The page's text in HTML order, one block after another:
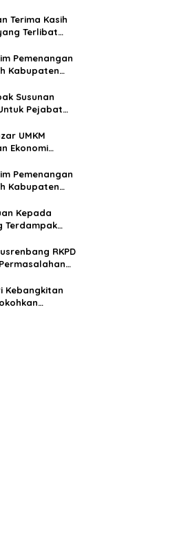
Terima Kasih
Terlibat
Pemenangan
Kabupaten
Susunan
Pejabat
UMKM
Ekonomi
Pemenangan
Kabupaten
Kepada
Terdampak
RKPD
Kebangkitan